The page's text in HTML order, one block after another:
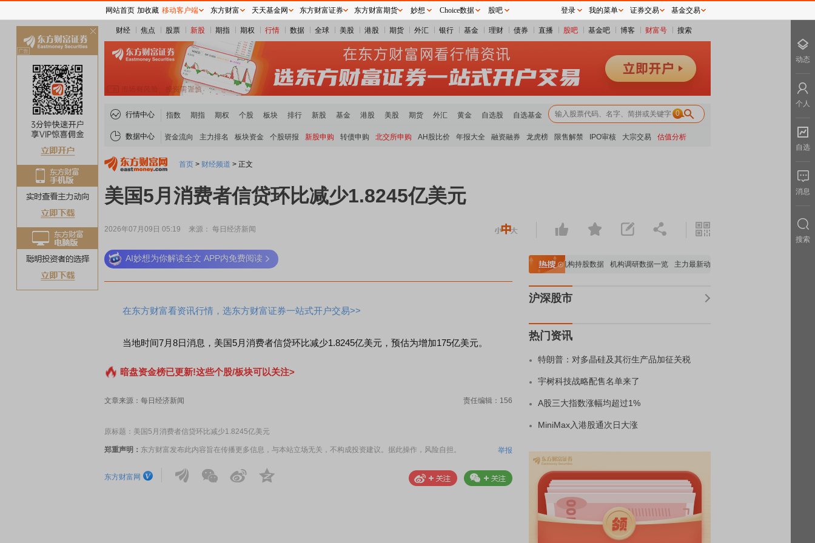
财经 焦点 股票 新股 期指 期权 行情 数据 全球 美股 港股 期货 外汇 银行 基金 理财 债券 直播 股吧 基金吧 博客 财富号 搜索
行情中心 指数 期指 期权 个股 板块 排行 新股 基金 港股 美股 期货 外汇 黄金 自选股 自选基金 0
数据中心 资金流向 主力排名 板块资金 个股研报 新股申购 转债申购 北交所申购 AH股比价 年报大全 融资融券 龙虎榜 限售解禁 IPO审核 大宗交易 估值分析
首页 > 财经频道 > 正文
美国5月消费者信贷环比减少1.8245亿美元
2026年07月09日 05:19 来源： 每日经济新闻
AI妙想为你解读全文 APP内免费阅读
在东方财富看资讯行情，选东方财富证券一站式开户交易>>
当地时间7月8日消息，美国5月消费者信贷环比减少1.8245亿美元，预估为增加175亿美元。
暗盘资金榜已更新!这些个股/板块可以关注>
文章来源：每日经济新闻 责任编辑：156
原标题：美国5月消费者信贷环比减少1.8245亿美元
郑重声明： 东方财富发布此内容旨在传播更多信息，与本站立场无关，不构成投资建议。据此操作，风险自担。 举报
东方财富网
稀土板块领涨 A股估值分析全览 重要机构持股数据 机构调研数据一览 主力最新动向
沪深股市
热门资讯
特朗普：对多晶硅及其衍生产品加征关税
宇树科技战略配售名单来了
A股三大指数涨幅均超过1%
MiniMax入港股通次日大涨
网站首页 加收藏 移动客户端 东方财富 天天基金网 东方财富证券 东方财富期货 妙想 Choice数据 股吧 登录 我的菜单 证券交易 基金交易
动态
个人
自选
消息
搜索
关